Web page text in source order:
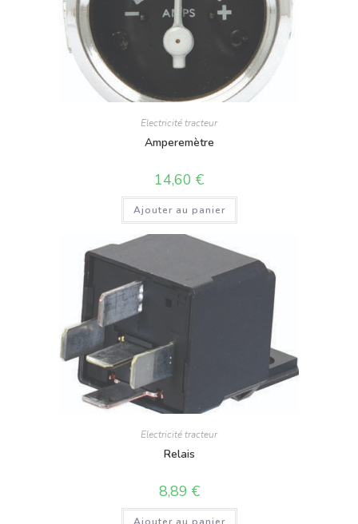
Electricité tracteur
Amperemètre
14,60 €
Ajouter au panier
Electricité tracteur
Relais
8,89 €
Ajouter au panier